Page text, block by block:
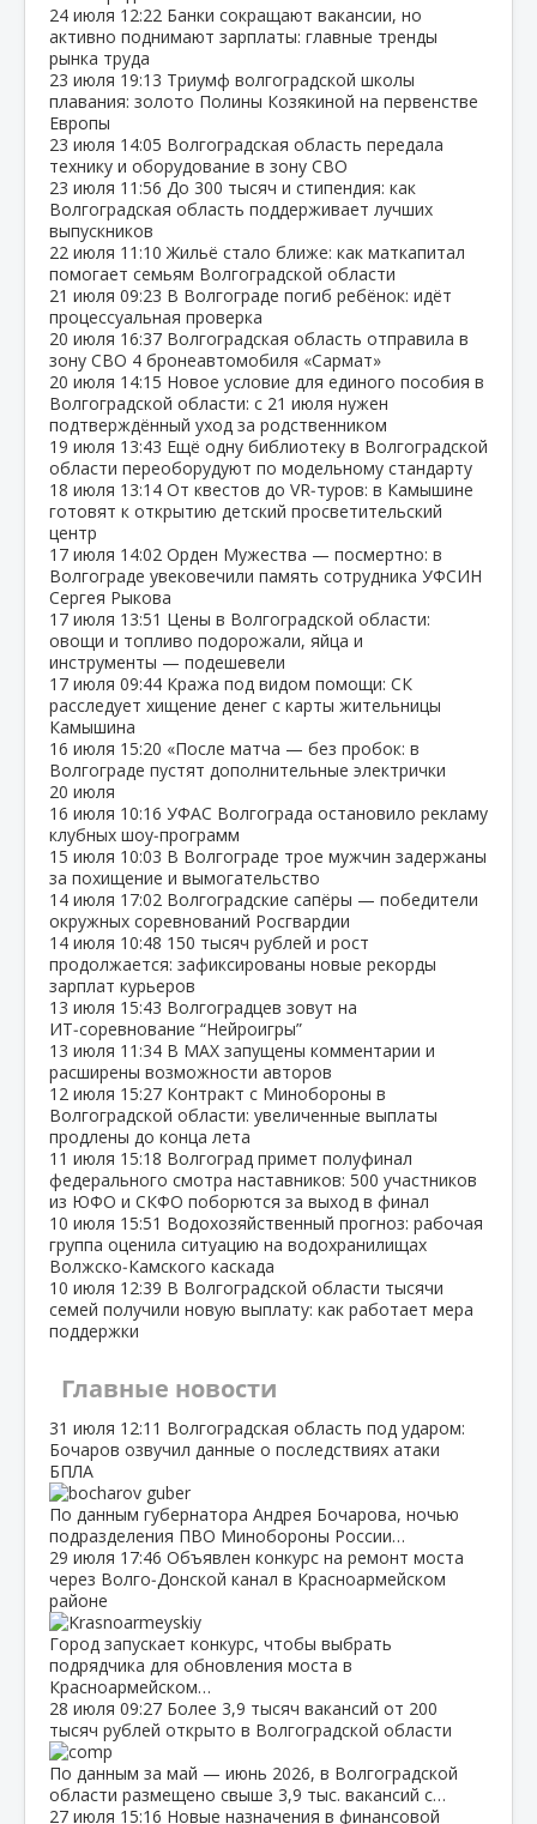
24 июля 12:22 Банки сокращают вакансии, но
активно поднимают зарплаты: главные тренды
рынка труда
23 июля 19:13 Триумф волгоградской школы
плавания: золото Полины Козякиной на первенстве
Европы
23 июля 14:05 Волгоградская область передала
технику и оборудование в зону СВО
23 июля 11:56 До 300 тысяч и стипендия: как
Волгоградская область поддерживает лучших
выпускников
22 июля 11:10 Жильё стало ближе: как маткапитал
помогает семьям Волгоградской области
21 июля 09:23 В Волгограде погиб ребёнок: идёт
процессуальная проверка
20 июля 16:37 Волгоградская область отправила в
зону СВО 4 бронеавтомобиля «Сармат»
20 июля 14:15 Новое условие для единого пособия в
Волгоградской области: с 21 июля нужен
подтверждённый уход за родственником
19 июля 13:43 Ещё одну библиотеку в Волгоградской
области переоборудуют по модельному стандарту
18 июля 13:14 От квестов до VR‑туров: в Камышине
готовят к открытию детский просветительский
центр
17 июля 14:02 Орден Мужества — посмертно: в
Волгограде увековечили память сотрудника УФСИН
Сергея Рыкова
17 июля 13:51 Цены в Волгоградской области:
овощи и топливо подорожали, яйца и
инструменты — подешевели
17 июля 09:44 Кража под видом помощи: СК
расследует хищение денег с карты жительницы
Камышина
16 июля 15:20 «После матча — без пробок: в
Волгограде пустят дополнительные электрички
20 июля
16 июля 10:16 УФАС Волгограда остановило рекламу
клубных шоу‑программ
15 июля 10:03 В Волгограде трое мужчин задержаны
за похищение и вымогательство
14 июля 17:02 Волгоградские сапёры — победители
окружных соревнований Росгвардии
14 июля 10:48 150 тысяч рублей и рост
продолжается: зафиксированы новые рекорды
зарплат курьеров
13 июля 15:43 Волгоградцев зовут на
ИТ‑соревнование “Нейроигры”
13 июля 11:34 В МАХ запущены комментарии и
расширены возможности авторов
12 июля 15:27 Контракт с Минобороны в
Волгоградской области: увеличенные выплаты
продлены до конца лета
11 июля 15:18 Волгоград примет полуфинал
федерального смотра наставников: 500 участников
из ЮФО и СКФО поборются за выход в финал
10 июля 15:51 Водохозяйственный прогноз: рабочая
группа оценила ситуацию на водохранилищах
Волжско‑Камского каскада
10 июля 12:39 В Волгоградской области тысячи
семей получили новую выплату: как работает мера
поддержки
Главные новости
31 июля 12:11 Волгоградская область под ударом:
Бочаров озвучил данные о последствиях атаки
БПЛА
По данным губернатора Андрея Бочарова, ночью
подразделения ПВО Минобороны России…
29 июля 17:46 Объявлен конкурс на ремонт моста
через Волго‑Донской канал в Красноармейском
районе
Город запускает конкурс, чтобы выбрать
подрядчика для обновления моста в
Красноармейском…
28 июля 09:27 Более 3,9 тысяч вакансий от 200
тысяч рублей открыто в Волгоградской области
По данным за май — июнь 2026, в Волгоградской
области размещено свыше 3,9 тыс. вакансий с…
27 июля 15:16 Новые назначения в финансовой